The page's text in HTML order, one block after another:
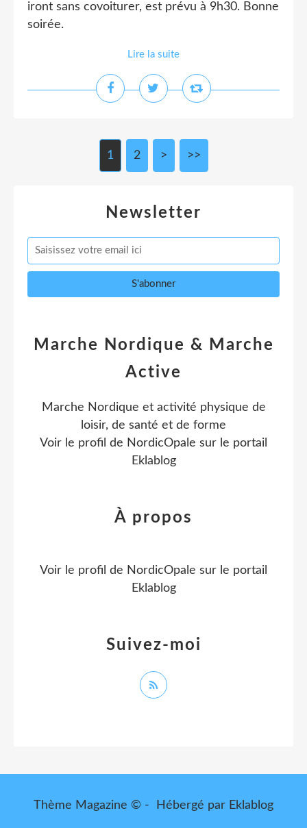
iront sans covoiturer, est prévu à 9h30. Bonne
soirée.
Lire la suite
1 2 > >>
Newsletter
Marche Nordique & Marche
Active
Marche Nordique et activité physique de
loisir, de santé et de forme
Voir le profil de NordicOpale sur le portail
Eklablog
Suivez-moi
À propos
Voir le profil de NordicOpale sur le portail
Eklablog
Thème Magazine © - Hébergé par Eklablog